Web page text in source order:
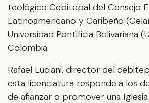
teológico Cebitepal del Consejo
Latinoamericano y Caribeño
Universidad Pontificia Bolivariana
Colombia.
Rafael Luciani, director del
esta licenciatura responde a los
de afianzar o promover una